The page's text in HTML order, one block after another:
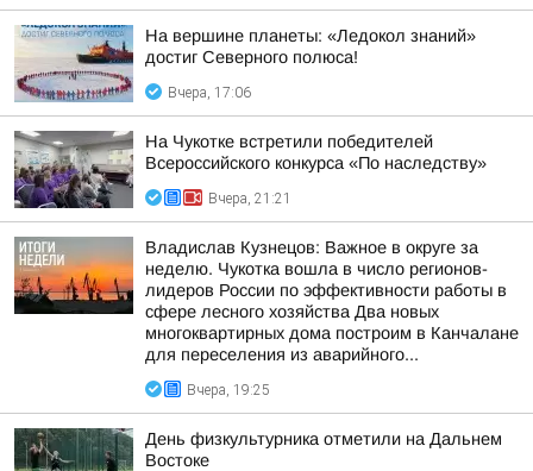
На вершине планеты: «Ледокол знаний»
достиг Северного полюса!
Вчера, 17:06
На Чукотке встретили победителей
Всероссийского конкурса «По наследству»
Вчера, 21:21
Владислав Кузнецов: Важное в округе за
неделю. Чукотка вошла в число регионов-
лидеров России по эффективности работы в
сфере лесного хозяйства Два новых
многоквартирных дома построим в Канчалане
для переселения из аварийного...
Вчера, 19:25
День физкультурника отметили на Дальнем
Востоке